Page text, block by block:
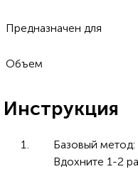
Предназначен для
Объем
Инструкция
Базовый
Вдохните 1-2